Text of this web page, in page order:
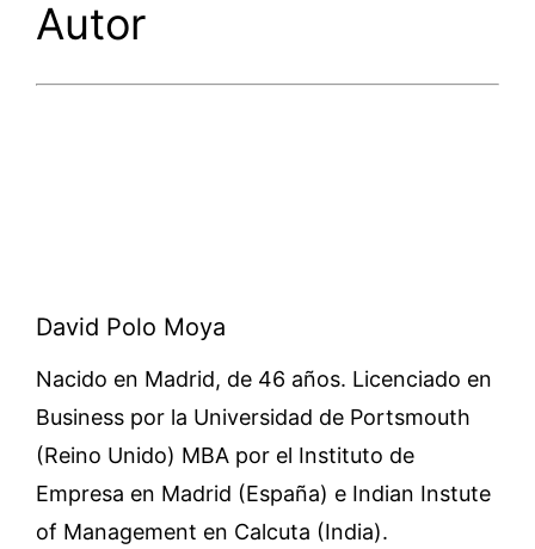
Autor
David Polo Moya
Nacido en Madrid, de 46 años. Licenciado en
Business por la Universidad de Portsmouth
(Reino Unido) MBA por el Instituto de
Empresa en Madrid (España) e Indian Instute
of Management en Calcuta (India).